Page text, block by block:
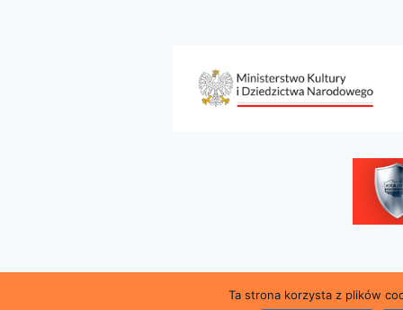
© 2026
Ta strona korzysta z plików